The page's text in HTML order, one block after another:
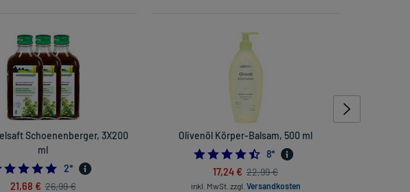
Schoenenberger, 3X200
ml
5.0
2*
21,68 € 26,99 €
Olivenöl Körper-Balsam, 500 ml
4.5
8*
17,24 € 22,99 €
inkl. MwSt. zzgl. Versandkosten